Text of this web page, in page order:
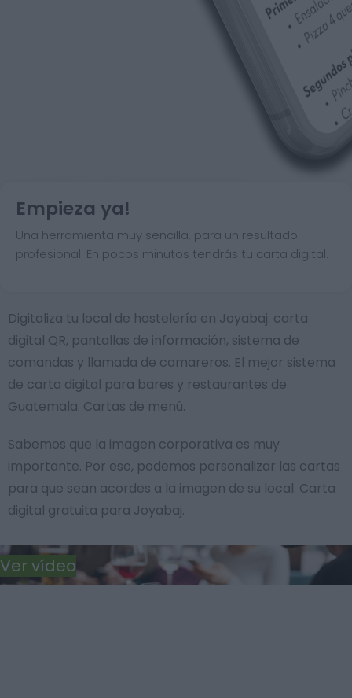
Empieza ya!
Una herramienta muy sencilla, para un resultado
profesional. En pocos minutos tendrás tu carta digital.
Digitaliza tu local de hostelería en Joyabaj: carta
digital QR, pantallas de información, sistema de
comandas y llamada de camareros. El mejor sistema
de carta digital para bares y restaurantes de
Guatemala. Cartas de menú.
Sabemos que la imagen corporativa es muy
importante. Por eso, podemos personalizar las cartas
para que sean acordes a la imagen de su local. Carta
digital gratuita para Joyabaj.
Ver vídeo